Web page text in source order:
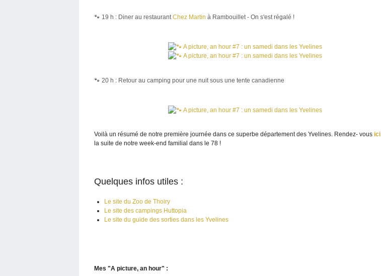
🐾 19 h : Diner au restaurantChez Martin à Rambouillet - On s'est régalé !
🐾 20 h : Retour au camping pour une nuit sous une tente canadienne
Voilà un résumé de notre première journée dans ce superbe département des Yvelines. Rendez- vous ici
la suite de notre week-end familial dans le 78 !
Quelques infos utiles :
Le site du Zoo de Thoiry
Le site des campings Huttopia
Le site du guide des sorties dans les Yvelines
Mes "A picture, an hour" :